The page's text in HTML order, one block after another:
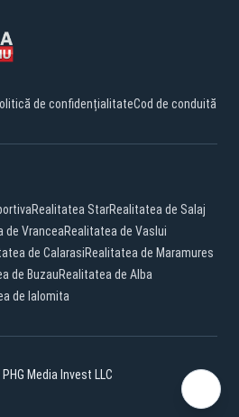
de confidențialitateCod de conduită
Realitatea StarRealitatea de Salaj
de VranceaRealitatea de Vaslui
de CalarasiRealitatea de Maramures
de BuzauRealitatea de Alba
de Ialomita
Media Invest LLC